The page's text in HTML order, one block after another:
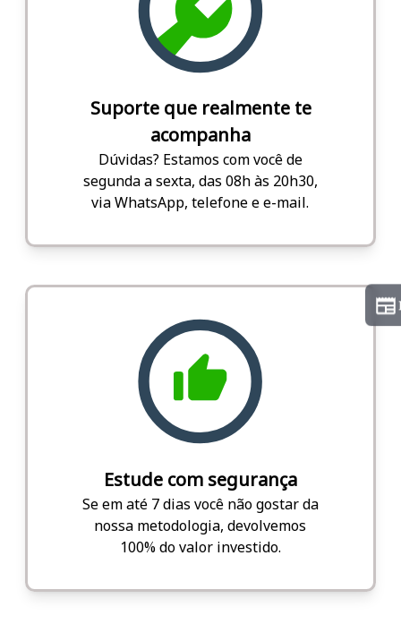
Suporte que realmente te
acompanha
Dúvidas? Estamos com você de
segunda a sexta, das 08h às 20h30,
via WhatsApp, telefone e e-mail.
Estude com segurança
Se em até 7 dias você não gostar da
nossa metodologia, devolvemos
100% do valor investido.